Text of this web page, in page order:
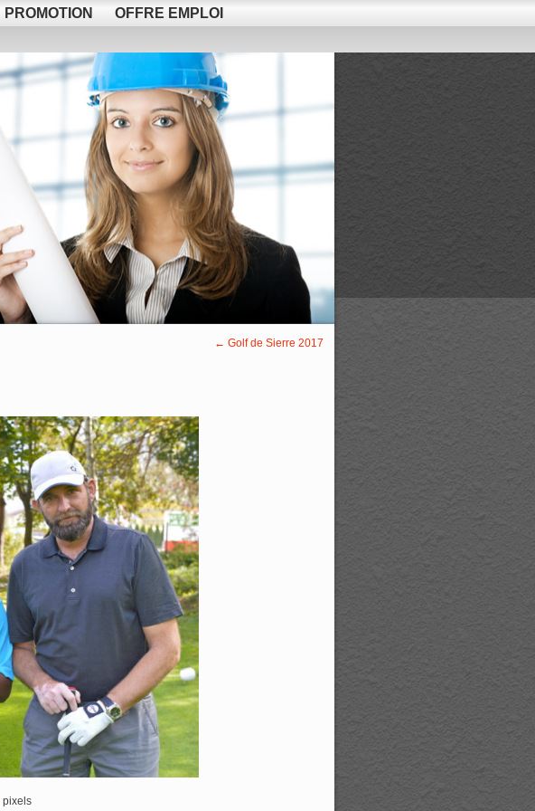
PROMOTION
OFFRE EMPLOI
← Golf de Sierre 2017
pixels